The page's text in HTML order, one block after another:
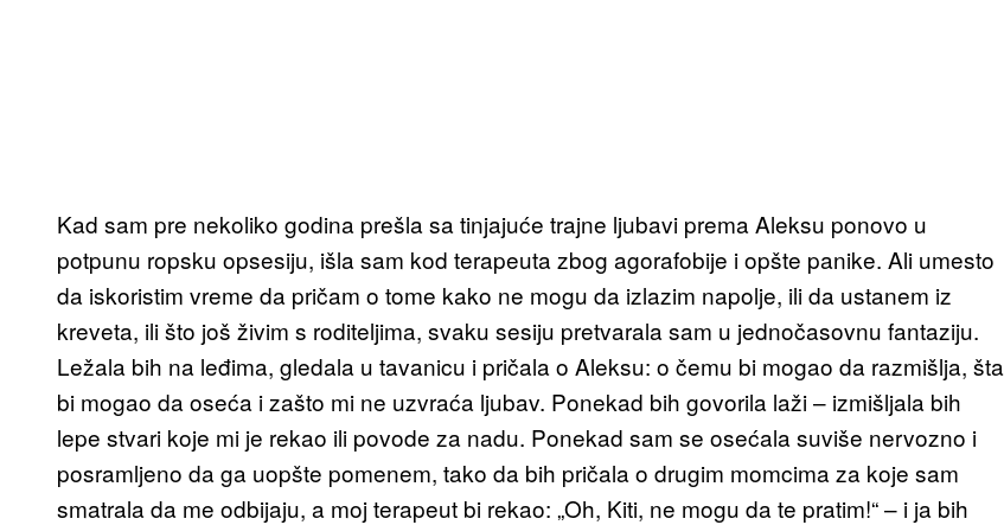
Kad sam pre nekoliko godina prešla sa tinjajuće trajne ljubavi prema Aleksu ponovo u
potpunu ropsku opsesiju, išla sam kod terapeuta zbog agorafobije i opšte panike. Ali umesto
da iskoristim vreme da pričam o tome kako ne mogu da izlazim napolje, ili da ustanem iz
kreveta, ili što još živim s roditeljima, svaku sesiju pretvarala sam u jednočasovnu fantaziju.
Ležala bih na leđima, gledala u tavanicu i pričala o Aleksu: o čemu bi mogao da razmišlja, šta
bi mogao da oseća i zašto mi ne uzvraća ljubav. Ponekad bih govorila laži – izmišljala bih
lepe stvari koje mi je rekao ili povode za nadu. Ponekad sam se osećala suviše nervozno i
posramljeno da ga uopšte pomenem, tako da bih pričala o drugim momcima za koje sam
smatrala da me odbijaju, a moj terapeut bi rekao: „Oh, Kiti, ne mogu da te pratim!“ – i ja bih